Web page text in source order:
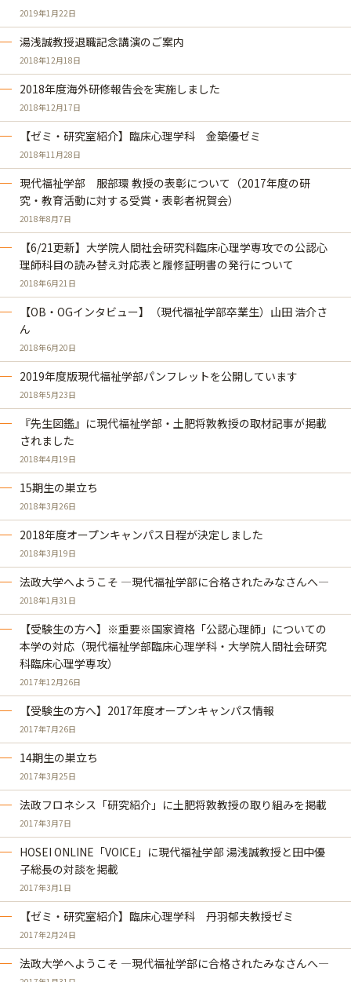
2019年1月22日
湯浅誠教授退職記念講演のご案内
2018年12月18日
2018年度海外研修報告会を実施しました
2018年12月17日
【ゼミ・研究室紹介】臨床心理学科 金築優ゼミ
2018年11月28日
現代福祉学部 服部環 教授の表彰について（2017年度の研
究・教育活動に対する受賞・表彰者祝賀会）
2018年8月7日
【6/21更新】大学院人間社会研究科臨床心理学専攻での公認心
理師科目の読み替え対応表と履修証明書の発行について
2018年6月21日
【OB・OGインタビュー】（現代福祉学部卒業生）山田 浩介さ
ん
2018年6月20日
2019年度版現代福祉学部パンフレットを公開しています
2018年5月23日
『先生図鑑』に現代福祉学部・土肥将敦教授の取材記事が掲載
されました
2018年4月19日
15期生の巣立ち
2018年3月26日
2018年度オープンキャンパス日程が決定しました
2018年3月19日
法政大学へようこそ ―現代福祉学部に合格されたみなさんへ―
2018年1月31日
【受験生の方へ】※重要※国家資格「公認心理師」についての
本学の対応（現代福祉学部臨床心理学科・大学院人間社会研究
科臨床心理学専攻）
2017年12月26日
【受験生の方へ】2017年度オープンキャンパス情報
2017年7月26日
14期生の巣立ち
2017年3月25日
法政フロネシス「研究紹介」に土肥将敦教授の取り組みを掲載
2017年3月7日
HOSEI ONLINE「VOICE」に現代福祉学部 湯浅誠教授と田中優
子総長の対談を掲載
2017年3月1日
【ゼミ・研究室紹介】臨床心理学科 丹羽郁夫教授ゼミ
2017年2月24日
法政大学へようこそ ―現代福祉学部に合格されたみなさんへ―